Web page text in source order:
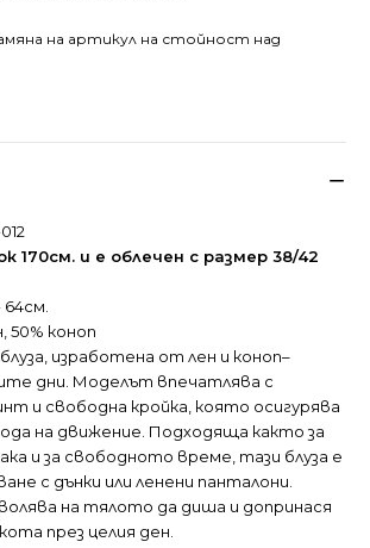
на артикул на стойност над
170см. и е облечен с размер 38/42
50% коноп
изработена от лен и коноп–
дни. Моделът впечатлява с
и свободна кройка, която осигурява
на движение. Подходяща както за
и за свободното време, тази блуза е
с дънки или ленени панталони.
на тялото да диша и допринася
през целия ден.